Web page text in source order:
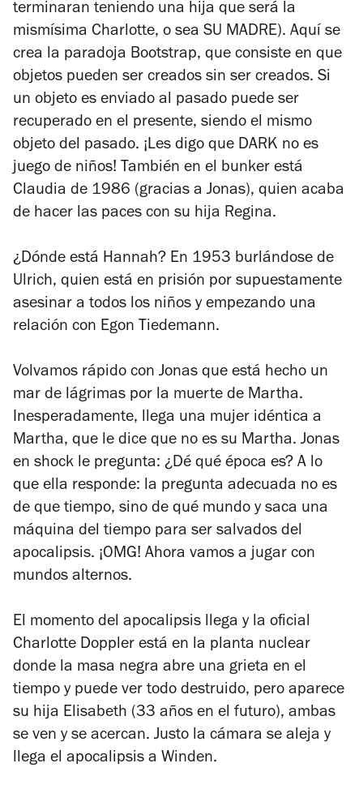
terminaran teniendo una hija que será la
mismísima Charlotte, o sea SU MADRE). Aquí se
crea la paradoja Bootstrap, que consiste en que
objetos pueden ser creados sin ser creados. Si
un objeto es enviado al pasado puede ser
recuperado en el presente, siendo el mismo
objeto del pasado. ¡Les digo que DARK no es
juego de niños! También en el bunker está
Claudia de 1986 (gracias a Jonas), quien acaba
de hacer las paces con su hija Regina.
¿Dónde está Hannah? En 1953 burlándose de
Ulrich, quien está en prisión por supuestamente
asesinar a todos los niños y empezando una
relación con Egon Tiedemann.
Volvamos rápido con Jonas que está hecho un
mar de lágrimas por la muerte de Martha.
Inesperadamente, llega una mujer idéntica a
Martha, que le dice que no es su Martha. Jonas
en shock le pregunta: ¿Dé qué época es? A lo
que ella responde: la pregunta adecuada no es
de que tiempo, sino de qué mundo y saca una
máquina del tiempo para ser salvados del
apocalipsis. ¡OMG! Ahora vamos a jugar con
mundos alternos.
El momento del apocalipsis llega y la oficial
Charlotte Doppler está en la planta nuclear
donde la masa negra abre una grieta en el
tiempo y puede ver todo destruido, pero aparece
su hija Elisabeth (33 años en el futuro), ambas
se ven y se acercan. Justo la cámara se aleja y
llega el apocalipsis a Winden.